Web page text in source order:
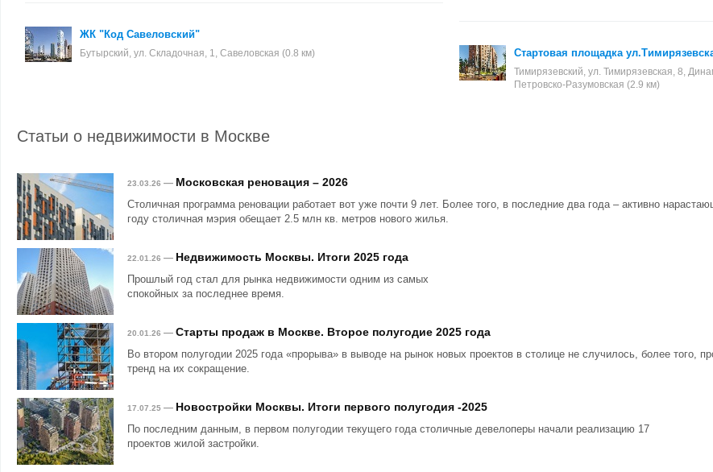
ЖК "Код Савеловский"
Бутырский, ул. Складочная, 1, Савеловская (0.8 км) Стартовая площадка
Тимирязевский, ул. Тимирязевская, 8,
Петровско-Разумовская (2.9 км)
Статьи о недвижимости в Москве
23.03.26 — Московская реновация – 2026
Столичная программа реновации работает вот уже почти 9 лет. Более того, в последние два года – активно
году столичная мэрия обещает 2.5 млн кв. метров нового жилья.
22.01.26 — Недвижимость Москвы. Итоги 2025 года
Прошлый год стал для рынка недвижимости одним из самых
спокойных за последнее время.
20.01.26 — Старты продаж в Москве. Второе полугодие 2025 года
Во втором полугодии 2025 года «прорыва» в выводе на рынок новых проектов в столице не случилось, более того,
тренд на их сокращение.
17.07.25 — Новостройки Москвы. Итоги первого полугодия -2025
По последним данным, в первом полугодии текущего года столичные девелоперы начали реализацию 17
проектов жилой застройки.